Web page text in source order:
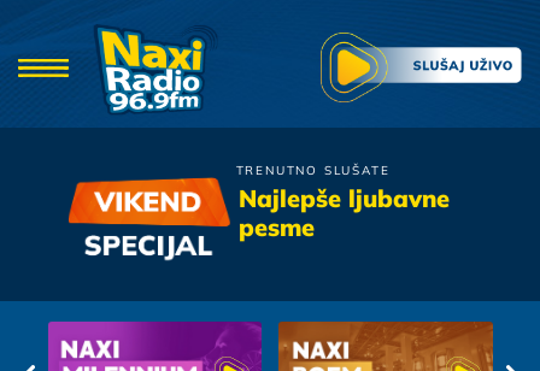
TRENUTNO SLUŠATE
Najlepše ljubavne
pesme
Jelena Tomasevic